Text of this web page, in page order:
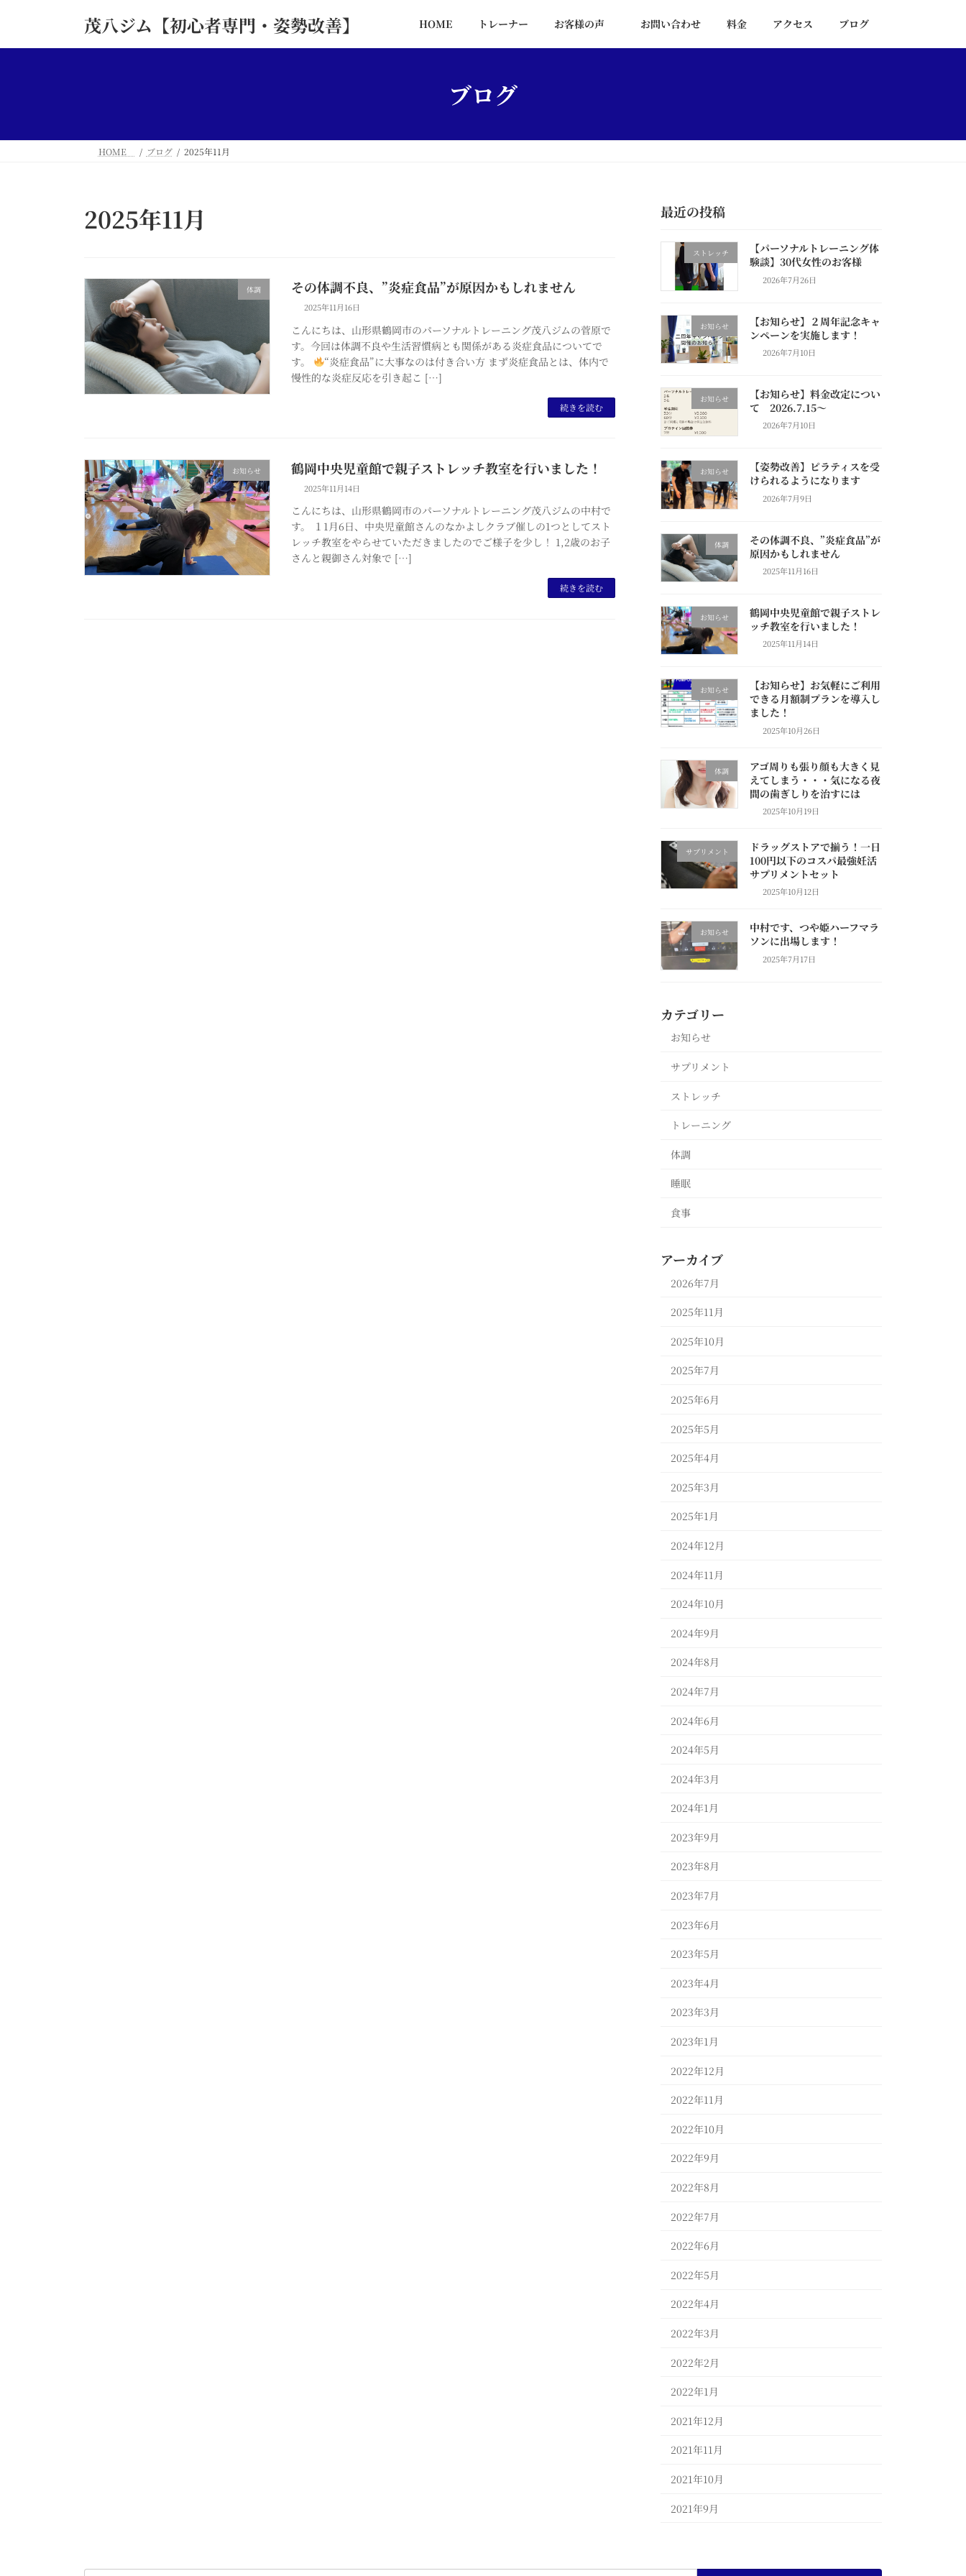
ッ
移
茂八ジム【初心者専門・姿勢改善】 HOME トレーナー お客様の声 お問い合わせ 料金 アクセス ブログ
ブログ
HOME ブログ 2025年11月
2025年11月
体調 その体調不良、”炎症食品”が原因かもしれません
2025年11月16日
こんにちは、山形県鶴岡市のパーソナルトレーニング茂八ジムの菅原で
す。今回は体調不良や生活習慣病とも関係がある炎症食品についてで
す。
“炎症食品”に大事なのは付き合い方 まず炎症食品とは、体内で
慢性的な炎症反応を引き起こ […]
続きを読む
お知らせ 鶴岡中央児童館で親子ストレッチ教室を行いました！
2025年11月14日
こんにちは、山形県鶴岡市のパーソナルトレーニング茂八ジムの中村で
す。 １1月6日、中央児童館さんのなかよしクラブ催しの1つとしてスト
レッチ教室をやらせていただきましたのでご様子を少し！ 1,2歳のお子
さんと親御さん対象で […]
続きを読む
最近の投稿
ストレッチ
【パーソナルトレーニング体
験談】30代女性のお客様
2026年7月26日
お知らせ
【お知らせ】２周年記念キャ
ンペーンを実施します！
2026年7月10日
お知らせ
【お知らせ】料金改定につい
て 2026.7.15～
2026年7月10日
お知らせ
【姿勢改善】ピラティスを受
けられるようになります
2026年7月9日
体調
その体調不良、”炎症食品”が
原因かもしれません
2025年11月16日
お知らせ
鶴岡中央児童館で親子ストレ
ッチ教室を行いました！
2025年11月14日
お知らせ
【お知らせ】お気軽にご利用
できる月額制プランを導入し
ました！
2025年10月26日
体調
アゴ周りも張り顔も大きく見
えてしまう・・・気になる夜
間の歯ぎしりを治すには
2025年10月19日
サプリメント
ドラッグストアで揃う！一日
100円以下のコスパ最強妊活
サプリメントセット
2025年10月12日
お知らせ
中村です、つや姫ハーフマラ
ソンに出場します！
2025年7月17日
カテゴリー
お知らせ
サプリメント
ストレッチ
トレーニング
体調
睡眠
食事
アーカイブ
2026年7月
2025年11月
2025年10月
2025年7月
2025年6月
2025年5月
2025年4月
2025年3月
2025年1月
2024年12月
2024年11月
2024年10月
2024年9月
2024年8月
2024年7月
2024年6月
2024年5月
2024年3月
2024年1月
2023年9月
2023年8月
2023年7月
2023年6月
2023年5月
2023年4月
2023年3月
2023年1月
2022年12月
2022年11月
2022年10月
2022年9月
2022年8月
2022年7月
2022年6月
2022年5月
2022年4月
2022年3月
2022年2月
2022年1月
2021年12月
2021年11月
2021年10月
2021年9月